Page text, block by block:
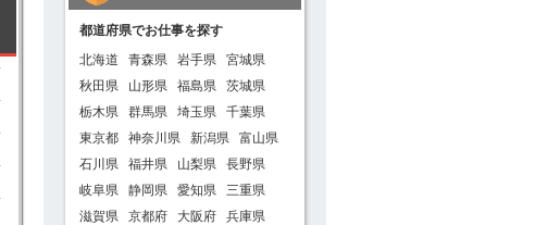
都道府県でお仕事を探す
北海道
青森県 岩手県
宮城県
秋田県
山形県 福島県
茨城県
栃木県
群馬県 埼玉県
千葉県
東京都
神奈川県 新潟県
富山県
石川県
福井県 山梨県
長野県
岐阜県
静岡県 愛知県
三重県
滋賀県
京都府 大阪府
兵庫県